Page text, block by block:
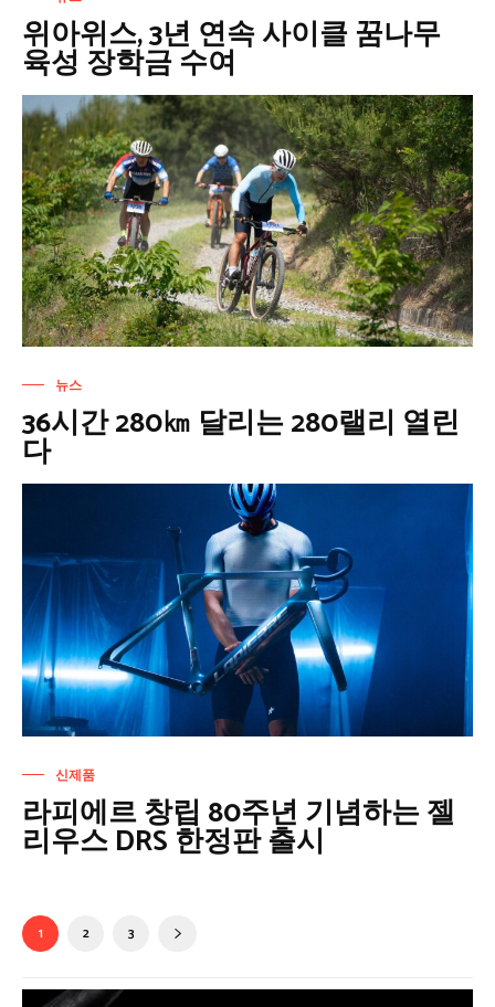
위아위스, 3년 연속 사이클 꿈나무
육성 장학금 수여
뉴스
36시간 280㎞ 달리는 280랠리 열린
다
신제품
라피에르 창립 80주년 기념하는 젤
리우스 DRS 한정판 출시
1 2 3